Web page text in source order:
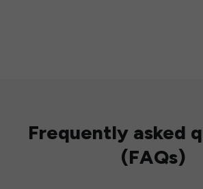
Frequently asked
(FAQs)